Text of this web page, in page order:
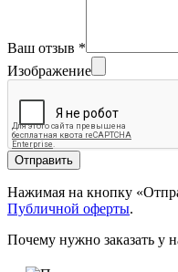
Ваш отзыв *
Изображение
Отправить
Нажимая на кнопку
Публичной оферты.
Почему нужно заказать у